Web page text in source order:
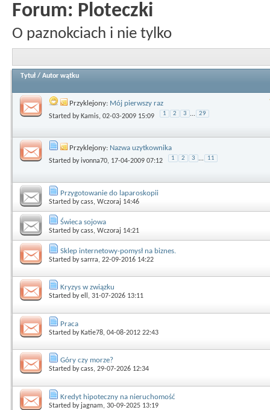
Forum: Ploteczki
O paznokciach i nie tylko
Tytuł / Autor wątku
Przyklejony: Mój pierwszy raz
Started by Kamis, 02-03-2009 15:09 1 2 3 ... 29
Przyklejony: Nazwa uzytkownika
Started byivonna70, 17-04-2009 07:12 1 2 3 ... 11
Przygotowanie do laparoskopii
Started bycass, Wczoraj 14:46
Świeca sojowa
Started bycass, Wczoraj 14:21
Sklep internetowy-pomysł na biznes.
Started bysarrra, 22-09-2016 14:22
Kryzys w związku
Started byell , 31-07-2026 13:11
Praca
Started by Katie78, 04-08-2012 22:43
Góry czy morze?
Started bycass, 29-07-2026 12:34
Kredyt hipoteczny na nieruchomość
Started by jagnam, 30-09-2025 13:19